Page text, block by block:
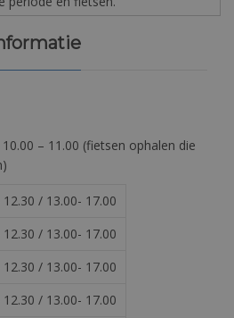
– 11.00 (fietsen ophalen die
12.30 / 13.00- 17.00
12.30 / 13.00- 17.00
12.30 / 13.00- 17.00
12.30 / 13.00- 17.00